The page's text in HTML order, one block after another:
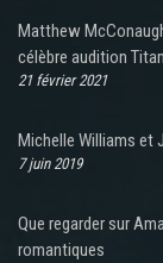
Matthew
célèbre audition
21 février 2021
Michelle Williams et
7 juin 2019
Que regarder sur
romantiques